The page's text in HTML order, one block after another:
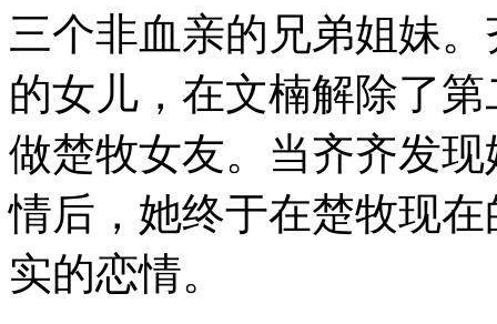
三个非血亲的兄弟姐妹
的女儿，在文楠解除了
做楚牧女友。当齐齐发
情后，她终于在楚牧现
实的恋情。